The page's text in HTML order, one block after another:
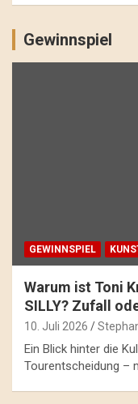
Gewinnspiel
GEWINNSPIEL
Warum ist Toni
SILLY? Zufall
10. Juli 2026
Ein Blick hinter die
Tourentscheidung –